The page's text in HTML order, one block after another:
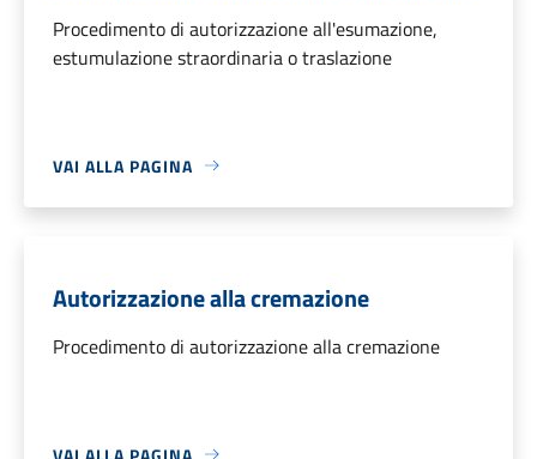
Procedimento di autorizzazione all'esumazione,
estumulazione straordinaria o traslazione
VAI ALLA PAGINA
Autorizzazione alla cremazione
Procedimento di autorizzazione alla cremazione